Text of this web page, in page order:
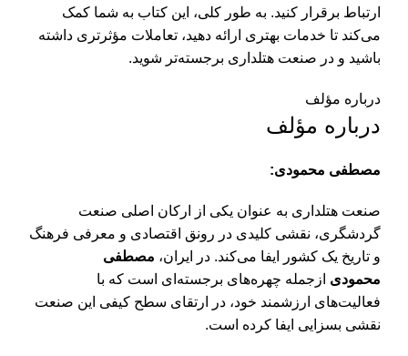
ارتباط برقرار کنید. به طور کلی، این کتاب به شما کمک
می‌کند تا خدمات بهتری ارائه دهید، تعاملات مؤثرتری داشته
باشید و در صنعت هتلداری برجسته‌تر شوید.
درباره مؤلف
درباره مؤلف
مصطفی محمودی:
صنعت هتلداری به عنوان یکی از ارکان اصلی صنعت
گردشگری، نقشی کلیدی در رونق اقتصادی و معرفی فرهنگ
و تاریخ یک کشور ایفا می‌کند. در ایران، مصطفی
محمودی ازجمله چهره‌های برجسته‌ای است که با
فعالیت‌های ارزشمند خود، در ارتقای سطح کیفی این صنعت
نقشی بسزایی ایفا کرده است.